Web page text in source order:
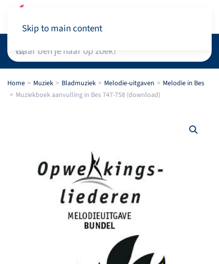
Skip to main content
Home Muziek Bladmuziek Melodie-uitgaven
Melodie in Bes
Muziekboek aanvulling in Bes 747-758 (download)